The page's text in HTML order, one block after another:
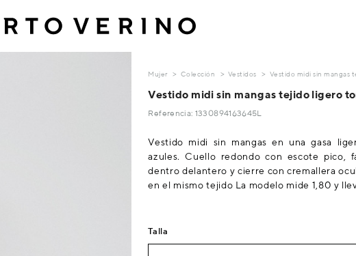
Mujer Colección Vestidos Vestido midi sin mangas
Vestido midi sin mangas tejido ligero
Referencia: 1330894163645L
Vestido midi sin mangas en una gasa
azules. Cuello redondo con escote pico,
dentro delantero y cierre con cremallera
en el mismo tejido La modelo mide 1,80 y
Talla